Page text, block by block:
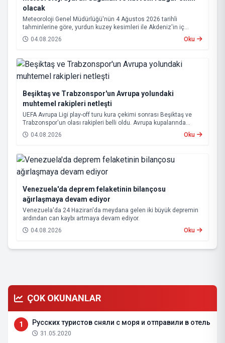
olacak
Meteoroloji Genel Müdürlüğü'nün 4 Ağustos 2026 tarihli
tahminlerine göre, yurdun kuzey kesimleri ile Akdeniz'in iç
bölgelerinde yer yer sağanak ve gök gürültülü sağanak yağış
bekleniyor.
04.08.2026 Oku
Beşiktaş ve Trabzonspor'un Avrupa yolundaki
muhtemel rakipleri netleşti
UEFA Avrupa Ligi play-off turu kura çekimi sonrası Beşiktaş ve
Trabzonspor'un olası rakipleri belli oldu. Avrupa kupalarında
yoluna devam eden Beşiktaş ve Trabzonspor, grup aşamasına
kalabilmek için kritik eşleşmelerle karşı karşıya gelecek.
04.08.2026 Oku
Venezuela'da deprem felaketinin bilançosu
ağırlaşmaya devam ediyor
Venezuela'da 24 Haziran'da meydana gelen iki büyük depremin
ardından can kaybı artmaya devam ediyor.
04.08.2026
Oku
ÇOK OKUNANLAR
1 Русских туристов сняли с моря и отправили в отель
31.05.2020